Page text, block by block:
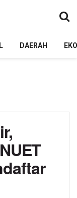
DAERAH